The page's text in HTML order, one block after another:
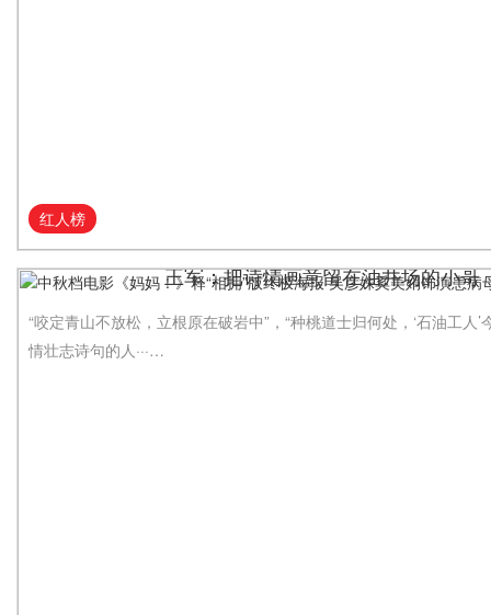
王军：把诗情画意留在油井场的小哥
“咬定青山不放松，立根原在破岩中”，“种桃道士归何处，‘石油工人’
情壮志诗句的人···…
红人榜